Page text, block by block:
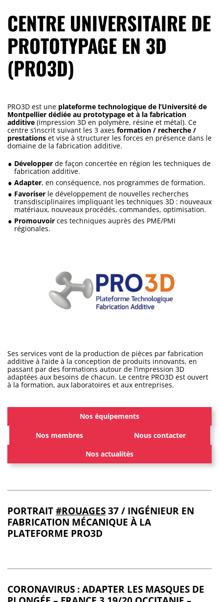
CENTRE UNIVERSITAIRE DE
PROTOTYPAGE EN 3D
(PRO3D)
PRO3D est une plateforme technologique de l’Université de
Montpellier dédiée au prototypage et à la fabrication
additive (impression 3D en polymère, résine et métal). Ce
centre s’inscrit suivant les 3 axes formation / recherche /
prestations et vise à structurer les forces en présence dans le
domaine de la fabrication additive.
Développer de façon concertée en région les techniques de
fabrication additive.
Adapter, en conséquence, nos programmes de formation.
Favoriser le développement de nouvelles recherches
transdisciplinaires impliquant les techniques 3D : nouveaux
matériaux, nouveaux procédés, commandes, optimisation.
Promouvoir ces techniques auprès des PME/PMI
régionales.
Ses services vont de la production de pièces par fabrication
additive à l’aide à la conception de produits innovants, en
passant par des formations autour de l’impression 3D
adaptées aux besoins de chacun. Le centre PRO3D est ouvert
à la formation, aux laboratoires et aux entreprises.
Nos équipements
Nos membres Nous contacter
Nos actualités
PORTRAIT#ROUAGES37 / INGÉNIEUR EN
FABRICATION MÉCANIQUE À LA
PLATEFORME PRO3D
CORONAVIRUS : ADAPTER LES MASQUES DE